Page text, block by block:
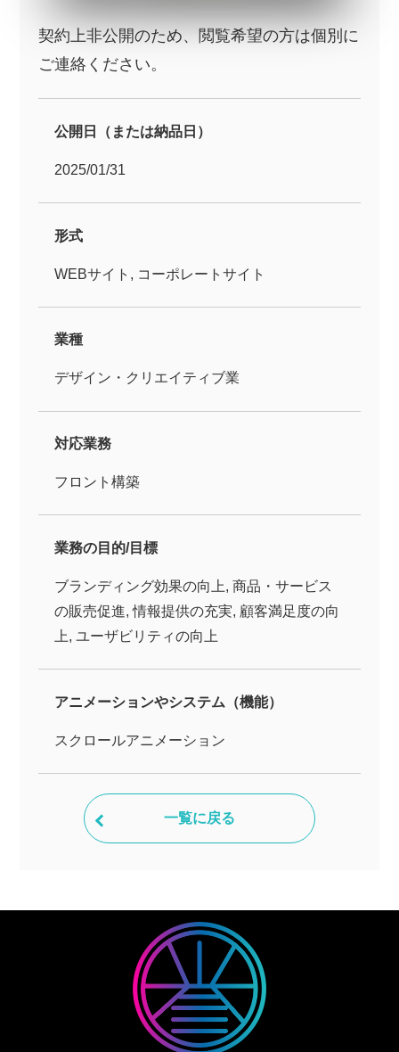
契約上非公開のため、閲覧希望の方は個別に
ご連絡ください。
公開日（または納品日）
2025/01/31
形式
WEBサイト, コーポレートサイト
業種
デザイン・クリエイティブ業
対応業務
フロント構築
業務の目的/目標
ブランディング効果の向上, 商品・サービス
の販売促進, 情報提供の充実, 顧客満足度の向
上, ユーザビリティの向上
アニメーションやシステム（機能）
スクロールアニメーション
一覧に戻る